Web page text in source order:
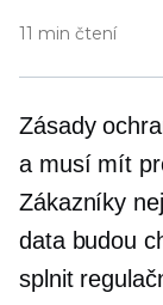
11 min čtení
Zásady
a musí mít
Zákazníky
data budou
splnit